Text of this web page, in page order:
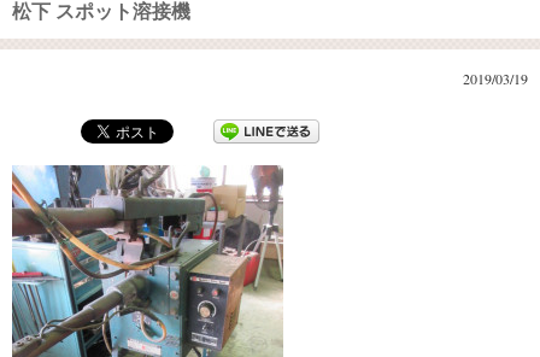
松下 スポット溶接機
2019/03/19